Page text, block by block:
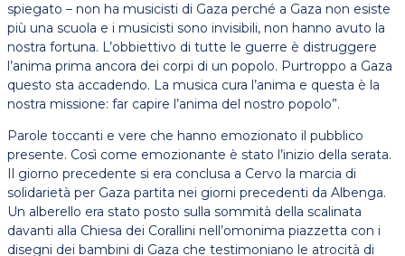
spiegato – non ha musicisti di Gaza perché a Gaza non esiste
più una scuola e i musicisti sono invisibili, non hanno avuto la
nostra fortuna. L’obbiettivo di tutte le guerre è distruggere
l’anima prima ancora dei corpi di un popolo. Purtroppo a Gaza
questo sta accadendo. La musica cura l’anima e questa è la
nostra missione: far capire l’anima del nostro popolo”.
Parole toccanti e vere che hanno emozionato il pubblico
presente. Così come emozionante è stato l’inizio della serata.
Il giorno precedente si era conclusa a Cervo la marcia di
solidarietà per Gaza partita nei giorni precedenti da Albenga.
Un alberello era stato posto sulla sommità della scalinata
davanti alla Chiesa dei Corallini nell’omonima piazzetta con i
disegni dei bambini di Gaza che testimoniano le atrocità di